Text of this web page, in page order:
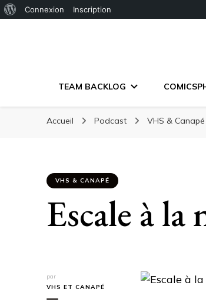
Connexion Inscription
TEAM BACKLOG
Accueil Podcast VHS & Canapé
VHS & CANAPÉ
Escale à
par
VHS ET CANAPÉ